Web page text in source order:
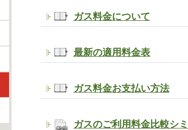
ガス料金について
最新の適用料金表
ガス料金お支払い方法
ガスのご利用料金比較シ